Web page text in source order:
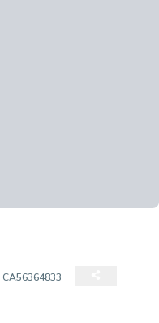
CA56364833